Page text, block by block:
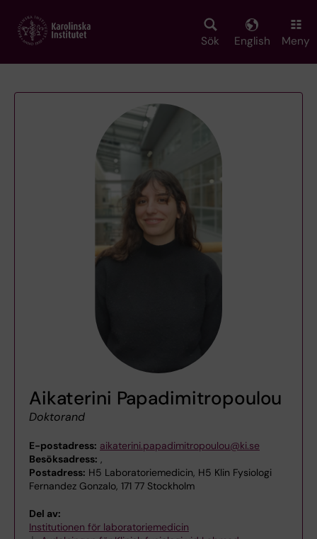
main
Sök English Meny
Aikaterini Papadimitropoulou
Doktorand
E-postadress: aikaterini.papadimitropoulou@ki.se
Besöksadress: ,
Postadress: H5 Laboratoriemedicin, H5 Klin Fysiologi
Fernandez Gonzalo, 171 77 Stockholm
Del av:
Institutionen för laboratoriemedicin